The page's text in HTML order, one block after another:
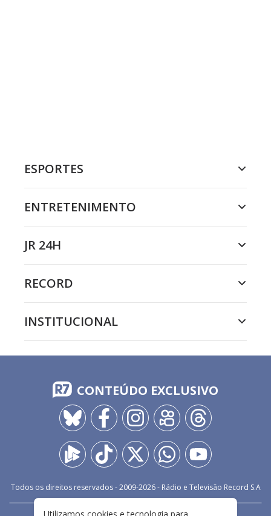
ESPORTES
ENTRETENIMENTO
JR 24H
RECORD
INSTITUCIONAL
CONTEÚDO EXCLUSIVO
Todos os direitos reservados - 2009-2026- Rádio e Televisão Record S.A